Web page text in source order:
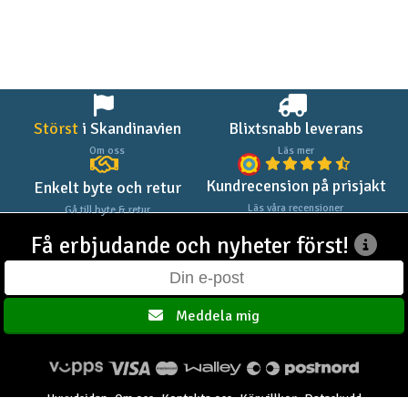
Störsti Skandinavien
Om oss
Blixtsnabb leverans
Läs mer
Enkelt byte och retur
Gå till byte & retur
Kundrecension på prisjakt
Läs våra recensioner
Få erbjudande och nyheter först!
Meddela mig
Huvudsidan Om oss Kontakta oss Köpvillkor Dataskydd